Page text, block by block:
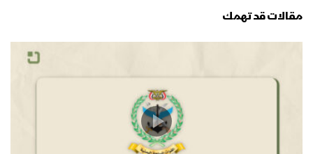
مقالات قد تهمك